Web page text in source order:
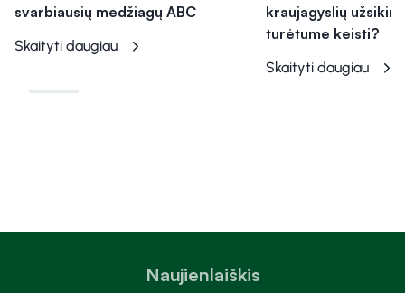
svarbiausių medžiagų ABC
Skaityti daugiau
kraujagyslių
turėtume keisti?
Skaityti daugiau
Naujienlaiškis